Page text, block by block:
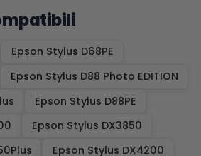
Epson Stylus D68PE
Epson Stylus D88 Photo EDITION
Epson Stylus D88PE
Epson Stylus DX3850
Epson Stylus DX4200